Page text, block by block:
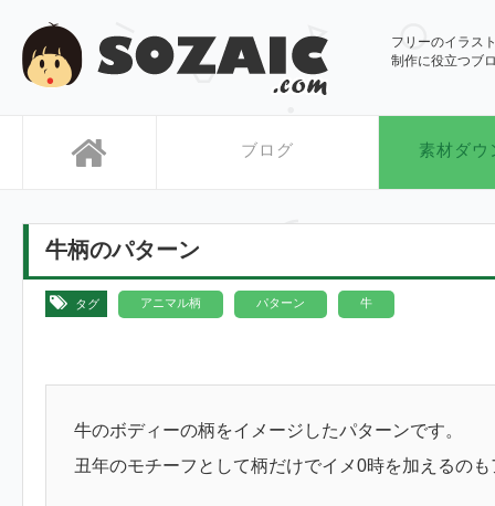
フリーのイラス
制作に役立つブ
ブログ 素材ダウ
牛柄のパターン
タグ アニマル柄 パターン 牛
牛のボディーの柄をイメージしたパターンです。
丑年のモチーフとして柄だけでイメ0時を加えるの